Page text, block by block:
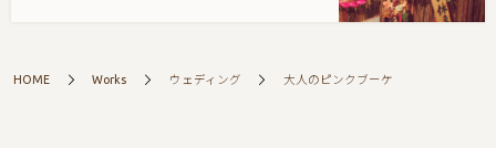
HOME Works ウェディング 大人のピンクブーケ